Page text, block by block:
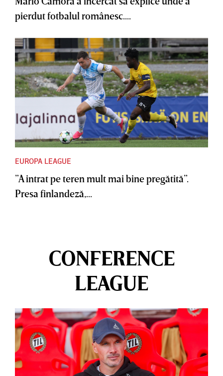
pierdut fotbalul românesc....
EUROPA LEAGUE
”A intrat pe teren mult mai bine pregătită”.
Presa finlandeză,...
CONFERENCE
LEAGUE